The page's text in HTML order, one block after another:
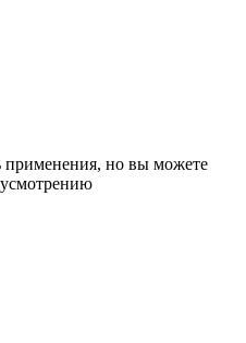
применения, но вы можете